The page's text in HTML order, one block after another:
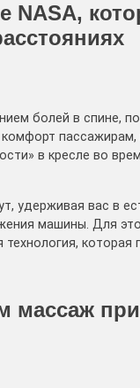
NASA,
болей в спине,
пассажирам,
в кресле во
удерживая вас в
машины. Для
которая
массаж